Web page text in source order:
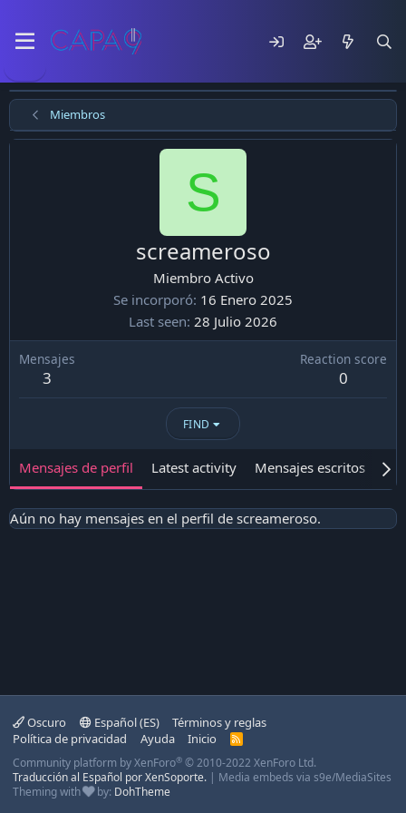
Miembros
S
screameroso
Miembro Activo
Se incorporó 16 Enero 2025
Last seen 28 Julio 2026
Mensajes
3
Reaction score
0
FIND
Mensajes de perfil Latest activity Mensajes escritos
Aún no hay mensajes en el perfil de screameroso.
Oscuro Español (ES)
Términos y reglas
Política de privacidad
Ayuda Inicio
R
S
Community platform by XenForo® © 2010-2022 XenForo Ltd.
Traducción al Español por XenSoporte. | Media embeds via s9e/MediaSites
Theming with
by: DohTheme